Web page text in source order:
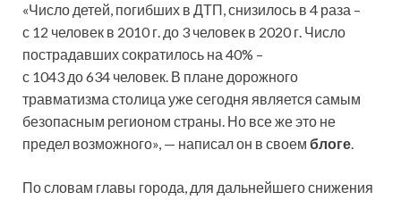
«Число детей, погибших в ДТП, снизилось в 4 раза –
с 12 человек в 2010 г. до 3 человек в 2020 г. Число
пострадавших сократилось на 40% –
с 1043 до 634 человек. В плане дорожного
травматизма столица уже сегодня является самым
безопасным регионом страны. Но все же это не
предел возможного», — написал он в своем блоге.
По словам главы города, для дальнейшего снижения